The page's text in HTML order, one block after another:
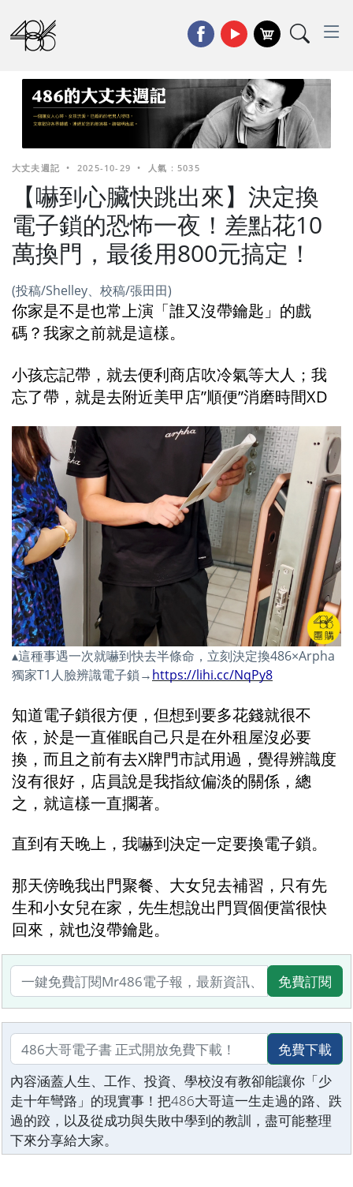
大丈夫週記 • 2025-10-29 • 人氣 : 5035
【嚇到心臟快跳出來】決定換
電子鎖的恐怖一夜！差點花10
萬換門，最後用800元搞定！
(投稿/Shelley、校稿/張田田)
你家是不是也常上演「誰又沒帶鑰匙」的戲
碼？我家之前就是這樣。
小孩忘記帶，就去便利商店吹冷氣等大人；我
忘了帶，就是去附近美甲店”順便”消磨時間XD
▴這種事遇一次就嚇到快去半條命，立刻決定換486×Arpha
獨家T1人臉辨識電子鎖→https://lihi.cc/NqPy8
知道電子鎖很方便，但想到要多花錢就很不
依，於是一直催眠自己只是在外租屋沒必要
換，而且之前有去X牌門市試用過，覺得辨識度
沒有很好，店員說是我指紋偏淡的關係，總
之，就這樣一直擱著。
直到有天晚上，我嚇到決定一定要換電子鎖。
那天傍晚我出門聚餐、大女兒去補習，只有先
生和小女兒在家，先生想說出門買個便當很快
回來，就也沒帶鑰匙。
免費訂閱
免費下載
內容涵蓋人生、工作、投資、學校沒有教卻能讓你「少
走十年彎路」的現實事！把486大哥這一生走過的路、跌
過的跤，以及從成功與失敗中學到的教訓，盡可能整理
下來分享給大家。